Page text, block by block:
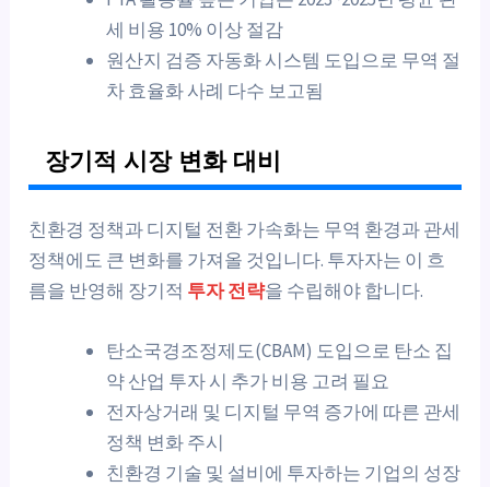
세 비용 10% 이상 절감
원산지 검증 자동화 시스템 도입으로 무역 절
차 효율화 사례 다수 보고됨
장기적 시장 변화 대비
친환경 정책과 디지털 전환 가속화는 무역 환경과 관세
정책에도 큰 변화를 가져올 것입니다. 투자자는 이 흐
름을 반영해 장기적 투자 전략을 수립해야 합니다.
탄소국경조정제도(CBAM) 도입으로 탄소 집
약 산업 투자 시 추가 비용 고려 필요
전자상거래 및 디지털 무역 증가에 따른 관세
정책 변화 주시
친환경 기술 및 설비에 투자하는 기업의 성장